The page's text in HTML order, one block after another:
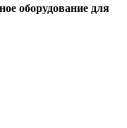
оборудование для